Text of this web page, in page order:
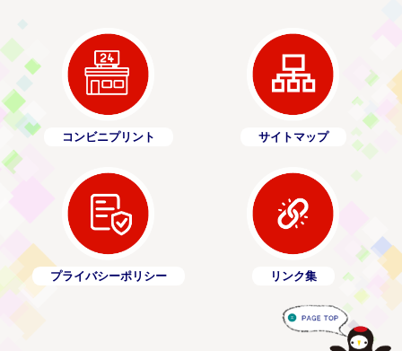
コンビニプリント サイトマップ
プライバシーポリシー リンク集